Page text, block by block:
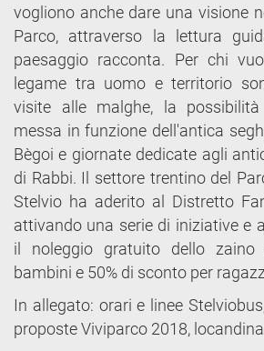
vogliono anche dare una visione
Parco, attraverso la lettura
paesaggio racconta. Per chi
legame tra uomo e territorio
visite alle malghe, la
messa in funzione dell'antica
Bègoi e giornate dedicate agli
di Rabbi. Il settore trentino del
Stelvio ha aderito al Distretto
attivando una serie di iniziative e
il noleggio gratuito dello
bambini e 50% di sconto per
In allegato: orari e linee
proposte Viviparco 2018, locandina